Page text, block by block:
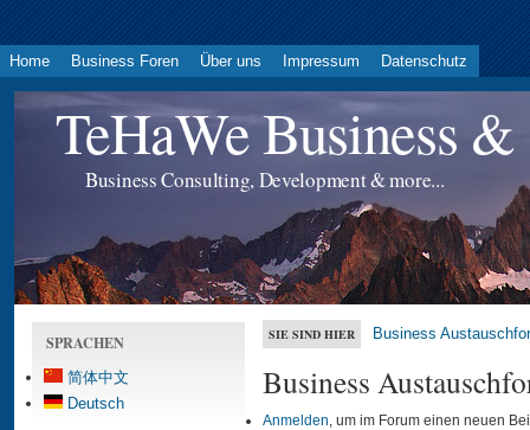
Home Business Foren Über uns Impressum Datenschutz
TeHaWe Business
Business Consulting, Development & more...
SPRACHEN
简体中文
Deutsch
SIE SIND HIER Business
Business
Anmelden, um im Forum einen neuen